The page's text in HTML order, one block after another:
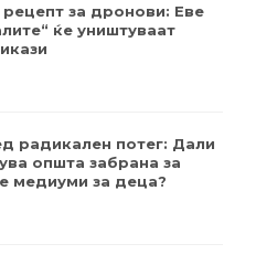
за дронови: Еве
ќе уништуваат
радикален потег: Дали
општа забрана за
медиуми за деца?